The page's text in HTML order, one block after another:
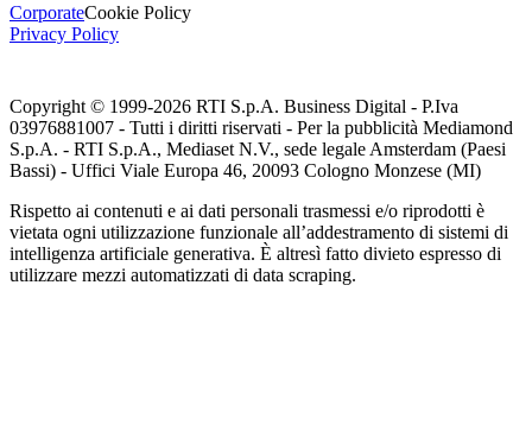
CorporateCookie Policy
Privacy Policy
Copyright © 1999-2026 RTI S.p.A. Business Digital - P.Iva
03976881007 - Tutti i diritti riservati - Per la pubblicità Mediamond
S.p.A. - RTI S.p.A., Mediaset N.V., sede legale Amsterdam (Paesi
Bassi) - Uffici Viale Europa 46, 20093 Cologno Monzese (MI)
Rispetto ai contenuti e ai dati personali trasmessi e/o riprodotti è
vietata ogni utilizzazione funzionale all’addestramento di sistemi di
intelligenza artificiale generativa. È altresì fatto divieto espresso di
utilizzare mezzi automatizzati di data scraping.